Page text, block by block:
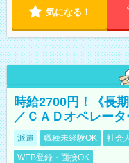
気になる！
時給2700円！《長
／ＣＡＤオペレータ
派遣 職種未経験OK 社会
WEB登録・面接OK